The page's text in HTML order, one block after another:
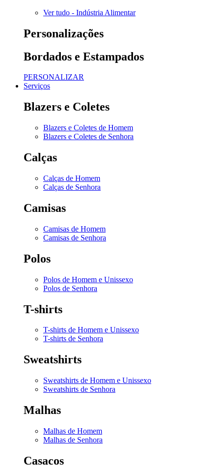
Ver tudo - Indústria Alimentar
Personalizações
Bordados e Estampados
PERSONALIZAR
Serviços
Blazers e Coletes
Blazers e Coletes de Homem
Blazers e Coletes de Senhora
Calças
Calças de Homem
Calças de Senhora
Camisas
Camisas de Homem
Camisas de Senhora
Polos
Polos de Homem e Unissexo
Polos de Senhora
T-shirts
T-shirts de Homem e Unissexo
T-shirts de Senhora
Sweatshirts
Sweatshirts de Homem e Unissexo
Sweatshirts de Senhora
Malhas
Malhas de Homem
Malhas de Senhora
Casacos